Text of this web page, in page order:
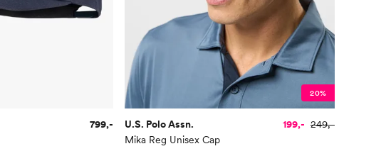
799,-
20%
U.S. Polo Assn.
Mika Reg Unisex Cap
199,- 249,-